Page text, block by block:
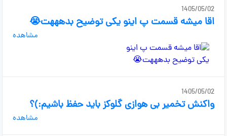
1405/05/02
اقا میشه قسمت پ اینو یکی توضیح بدهههت😭
مشاهده
1405/05/02
واکنش تخمیر بی هوازی گلوکز باید حفظ باشیم:)؟
مشاهده